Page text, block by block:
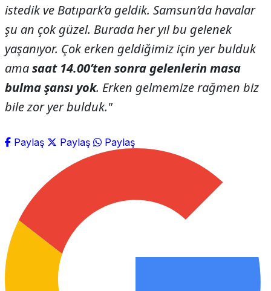
istedik ve Batıpark’a geldik. Samsun’da havalar
şu an çok güzel. Burada her yıl bu gelenek
yaşanıyor. Çok erken geldiğimiz için yer bulduk
amasaat 14.00’ten sonra gelenlerin masa
bulma şansı yok. Erken gelmemize rağmen biz
bile zor yer bulduk."
Paylaş Paylaş Paylaş